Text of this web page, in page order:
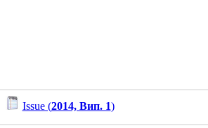
Issue (2014, Вип. 1)